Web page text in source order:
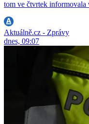
tom ve čtvrtek informovala
Aktuálně.cz - Zprávy
dnes, 09:07